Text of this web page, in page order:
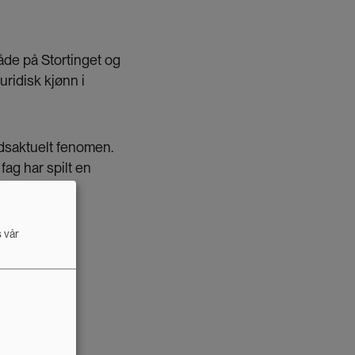
på Stortinget og
kjønn i
fenomen.
har spilt en
vår